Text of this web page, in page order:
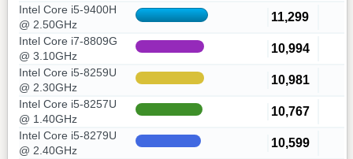
Intel Core i5-9400H
@ 2.50GHz
11,299
Intel Core i7-8809G
@ 3.10GHz
10,994
Intel Core i5-8259U
@ 2.30GHz
10,981
Intel Core i5-8257U
@ 1.40GHz
10,767
Intel Core i5-8279U
@ 2.40GHz
10,599